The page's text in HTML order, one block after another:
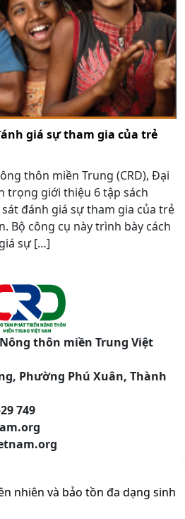
giá sự tham gia của trẻ
thôn miền Trung (CRD), Đại
trọng giới thiệu 6 tập sách
đánh giá sự tham gia của trẻ
Bộ công cụ này trình bày cách
sự […]
thôn miền Trung Việt
Phường Phú Xuân, Thành
749
nhiên và bảo tồn đa dạng sinh